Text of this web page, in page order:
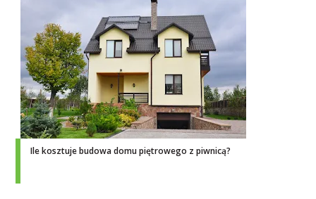
Ile kosztuje budowa domu piętrowego z piwnicą?